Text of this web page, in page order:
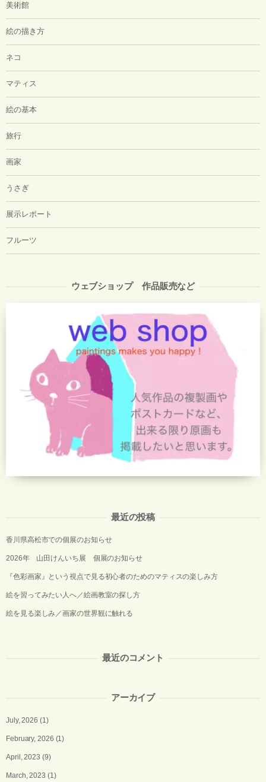
美術館
絵の描き方
ネコ
マティス
絵の基本
旅行
画家
うさぎ
展示レポート
フルーツ
ウェブショップ 作品販売など
最近の投稿
香川県高松市での個展のお知らせ
2026年 山田けんいち展 個展のお知らせ
『色彩画家』という視点で見る初心者のためのマティスの楽しみ方
絵を習ってみたい人へ／絵画教室の探し方
絵を見る楽しみ／画家の世界観に触れる
最近のコメント
アーカイブ
July, 2026 (1)
February, 2026 (1)
April, 2023 (9)
March, 2023 (1)